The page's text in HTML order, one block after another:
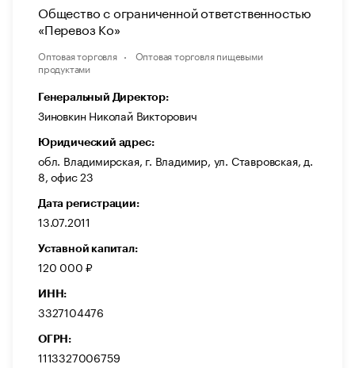
Общество с ограниченной ответственностью
«Перевоз Ко»
Оптовая торговля
Оптовая торговля пищевыми
продуктами
Генеральный Директор:
Зиновкин Николай Викторович
Юридический адрес:
обл. Владимирская, г. Владимир, ул. Ставровская, д.
8, офис 23
Дата регистрации:
13.07.2011
Уставной капитал:
120 000 ₽
ИНН:
3327104476
ОГРН:
1113327006759